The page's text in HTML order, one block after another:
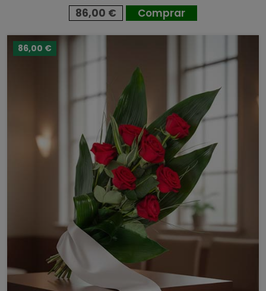
86,00 € Comprar
86,00 €